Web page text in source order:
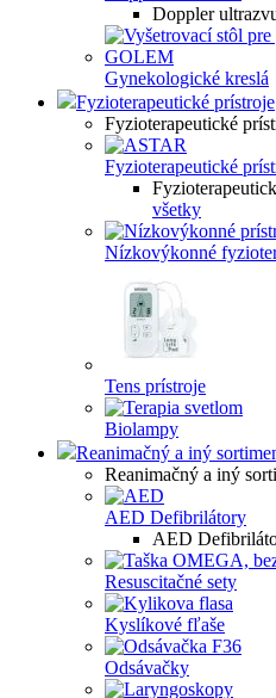
Doppler
Gynekologické kreslá
Fyzioterapeutické prístroje
Fyzioterapeutické
Fyzioterapeutické
všetky
Nízkovýkonné
Tens prístroje
Biolampy
Reanimačný a iný
Reanimačný a iný
AED Defibrilátory
AED
Resuscitačné sety
Kyslíkové fľaše
Odsávačky